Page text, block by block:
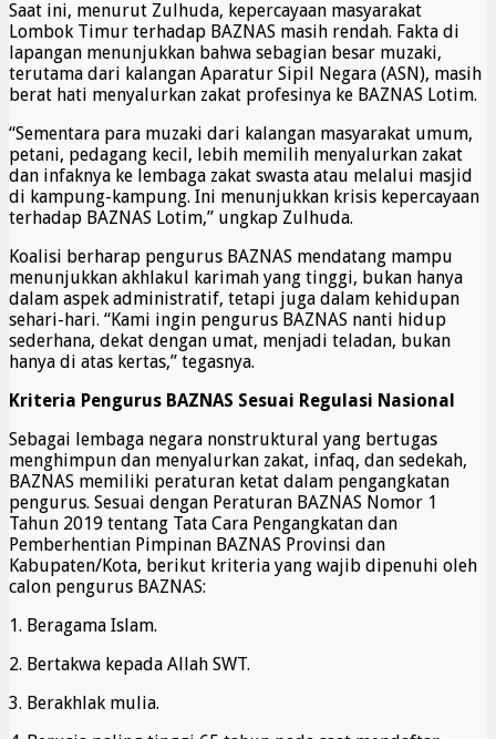
Saat ini, menurut Zulhuda, kepercayaan masyarakat
Lombok Timur terhadap BAZNAS masih rendah. Fakta di
lapangan menunjukkan bahwa sebagian besar muzaki,
terutama dari kalangan Aparatur Sipil Negara (ASN), masih
berat hati menyalurkan zakat profesinya ke BAZNAS Lotim.
“Sementara para muzaki dari kalangan masyarakat umum,
petani, pedagang kecil, lebih memilih menyalurkan zakat
dan infaknya ke lembaga zakat swasta atau melalui masjid
di kampung-kampung. Ini menunjukkan krisis kepercayaan
terhadap BAZNAS Lotim,” ungkap Zulhuda.
Koalisi berharap pengurus BAZNAS mendatang mampu
menunjukkan akhlakul karimah yang tinggi, bukan hanya
dalam aspek administratif, tetapi juga dalam kehidupan
sehari-hari. “Kami ingin pengurus BAZNAS nanti hidup
sederhana, dekat dengan umat, menjadi teladan, bukan
hanya di atas kertas,” tegasnya.
Kriteria Pengurus BAZNAS Sesuai Regulasi Nasional
Sebagai lembaga negara nonstruktural yang bertugas
menghimpun dan menyalurkan zakat, infaq, dan sedekah,
BAZNAS memiliki peraturan ketat dalam pengangkatan
pengurus. Sesuai dengan Peraturan BAZNAS Nomor 1
Tahun 2019 tentang Tata Cara Pengangkatan dan
Pemberhentian Pimpinan BAZNAS Provinsi dan
Kabupaten/Kota, berikut kriteria yang wajib dipenuhi oleh
calon pengurus BAZNAS:
1. Beragama Islam.
2. Bertakwa kepada Allah SWT.
3. Berakhlak mulia.